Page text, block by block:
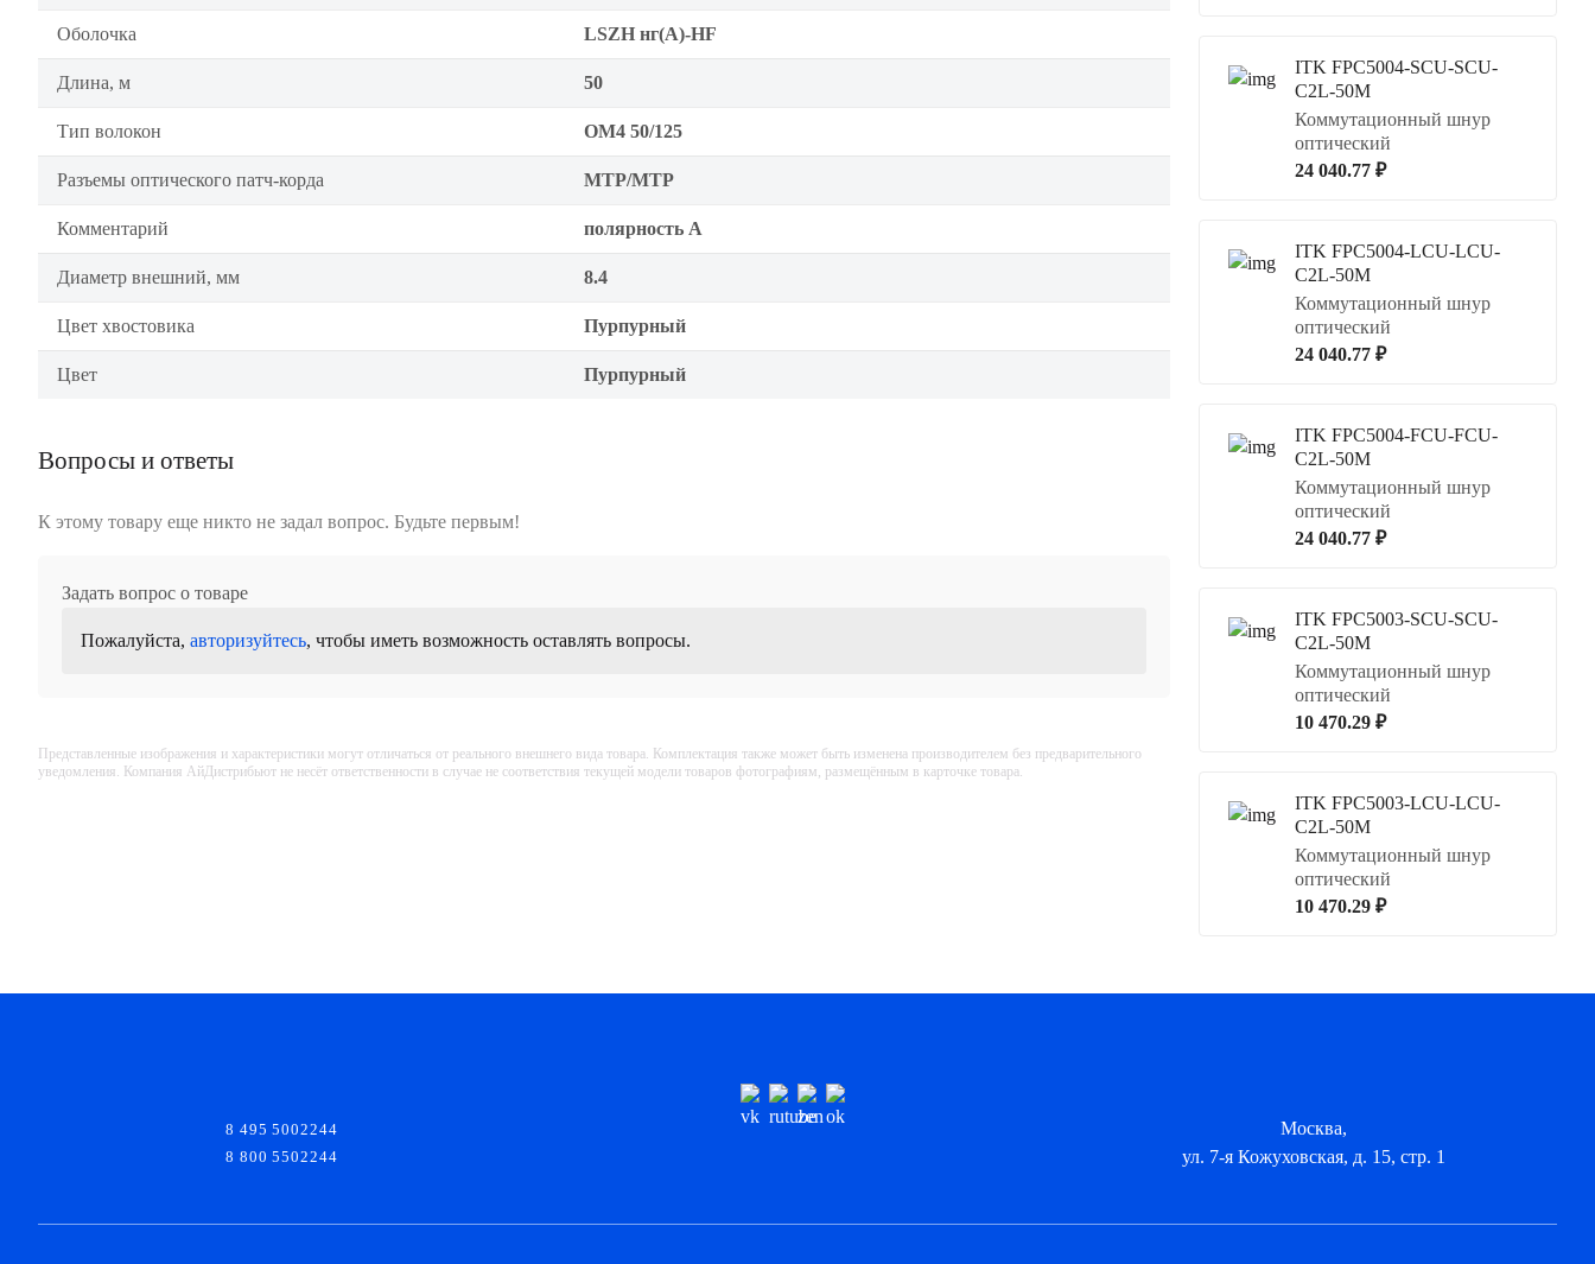
Оболочка LSZH нг(A)-HF
Длина, м 50
Тип волокон OM4 50/125
Разъемы оптического патч-корда MTP/MTP
Комментарий полярность A
Диаметр внешний, мм 8.4
Цвет хвостовика Пурпурный
Цвет Пурпурный
Вопросы и ответы
К этому товару еще никто не задал вопрос. Будьте первым!
Задать вопрос о товаре
Пожалуйста, авторизуйтесь, чтобы иметь возможность оставлять вопросы.
Представленные изображения и характеристики могут отличаться от реального внешнего вида товара. Комплектация также может быть изменена производителем без предварительного
уведомления. Компания АйДистрибьют не несёт ответственности в случае не соответствия текущей модели товаров фотографиям, размещённым в карточке товара.
ITK FPC5004-SCU-SCU-
C2L-50M
Коммутационный шнур
оптический
24 040.77 ₽
ITK FPC5004-LCU-LCU-
C2L-50M
Коммутационный шнур
оптический
24 040.77 ₽
ITK FPC5004-FCU-FCU-
C2L-50M
Коммутационный шнур
оптический
24 040.77 ₽
ITK FPC5003-SCU-SCU-
C2L-50M
Коммутационный шнур
оптический
10 470.29 ₽
ITK FPC5003-LCU-LCU-
C2L-50M
Коммутационный шнур
оптический
10 470.29 ₽
8 495 5002244
8 800 5502244
Москва,
ул. 7-я Кожуховская, д. 15, стр. 1